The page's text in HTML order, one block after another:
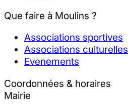
Que faire à Moulins ?
Associations sportives
Associations culturelles
Evenements
Coordonnées & horaires
Mairie